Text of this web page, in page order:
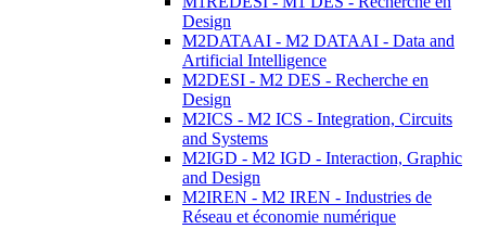
Design
M2DATAAI - M2 DATAAI - Data and
Artificial Intelligence
M2DESI - M2 DES - Recherche en
Design
M2ICS - M2 ICS - Integration, Circuits
and Systems
M2IGD - M2 IGD - Interaction, Graphic
and Design
M2IREN - M2 IREN - Industries de
Réseau et économie numérique